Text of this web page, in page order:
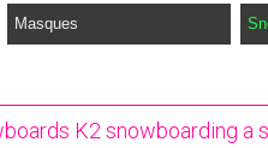
Masques
K2 snowboarding a